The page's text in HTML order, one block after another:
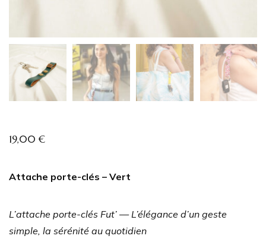
19,00€
Attache porte-clés – Vert
L’attache porte-clés Fut’ — L’élégance d’un geste
simple, la sérénité au quotidien